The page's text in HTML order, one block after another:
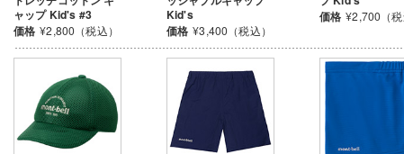
ャップ Kid's #3
価格 ¥2,800（税込）
Kid's
価格 ¥3,400（税込）
価格 ¥2,700（